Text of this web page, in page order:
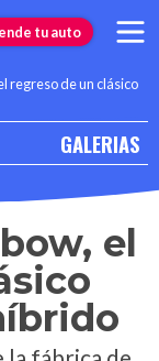
tu auto
regreso de un clásico
GALERIAS
el